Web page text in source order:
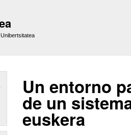
Un entorno
de un
euskera